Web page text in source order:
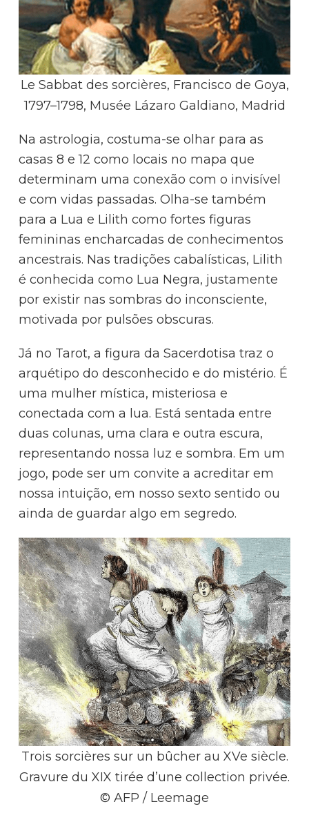
Le Sabbat des sorcières, Francisco de Goya,
1797–1798, Musée Lázaro Galdiano, Madrid
Na astrologia, costuma-se olhar para as
casas 8 e 12 como locais no mapa que
determinam uma conexão com o invisível
e com vidas passadas. Olha-se também
para a Lua e Lilith como fortes figuras
femininas encharcadas de conhecimentos
ancestrais. Nas tradições cabalísticas, Lilith
é conhecida como Lua Negra, justamente
por existir nas sombras do inconsciente,
motivada por pulsões obscuras.
Já no Tarot, a figura da Sacerdotisa traz o
arquétipo do desconhecido e do mistério. É
uma mulher mística, misteriosa e
conectada com a lua. Está sentada entre
duas colunas, uma clara e outra escura,
representando nossa luz e sombra. Em um
jogo, pode ser um convite a acreditar em
nossa intuição, em nosso sexto sentido ou
ainda de guardar algo em segredo.
Trois sorcières sur un bûcher au XVe siècle.
Gravure du XIX tirée d’une collection privée.
©️ AFP / Leemage